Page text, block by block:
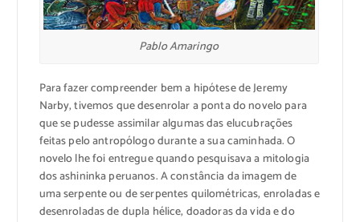
Pablo Amaringo
Para fazer compreender bem a hipótese de Jeremy
Narby, tivemos que desenrolar a ponta do novelo para
que se pudesse assimilar algumas das elucubrações
feitas pelo antropólogo durante a sua caminhada. O
novelo lhe foi entregue quando pesquisava a mitologia
dos ashininka peruanos. A constância da imagem de
uma serpente ou de serpentes quilométricas, enroladas e
desenroladas de dupla hélice, doadoras da vida e do